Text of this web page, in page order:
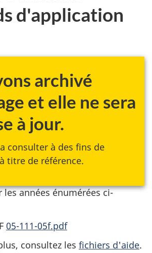
d'application
archivé
et elle ne sera
à jour.
consulter à des fins de
titre de référence.
années énumérées ci-
05-111-05f.pdf
consultez les fichiers d'aide.